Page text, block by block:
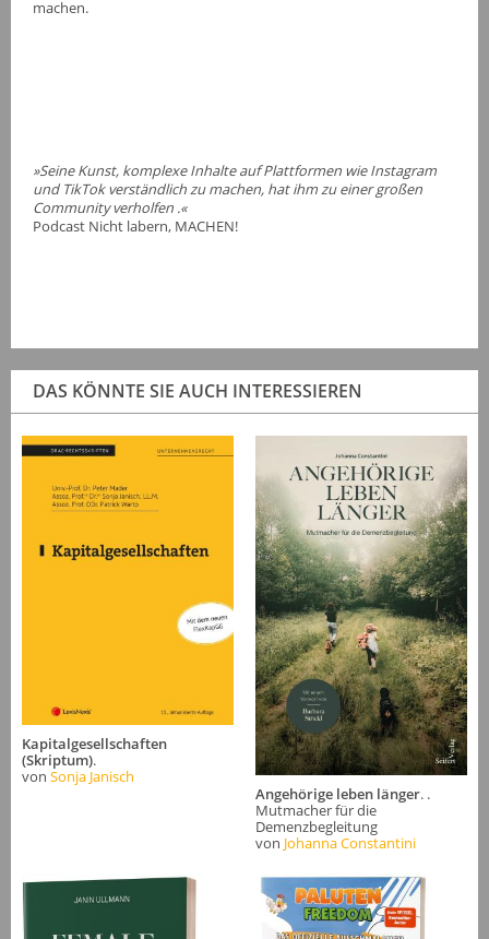
machen.
»Seine Kunst, komplexe Inhalte auf Plattformen wie Instagram
und TikTok verständlich zu machen, hat ihm zu einer großen
Community verholfen .«
Podcast Nicht labern, MACHEN!
DAS KÖNNTE SIE AUCH INTERESSIEREN
Kapitalgesellschaften
(Skriptum).
von Sonja Janisch
Angehörige leben länger. .
Mutmacher für die
Demenzbegleitung
von Johanna Constantini